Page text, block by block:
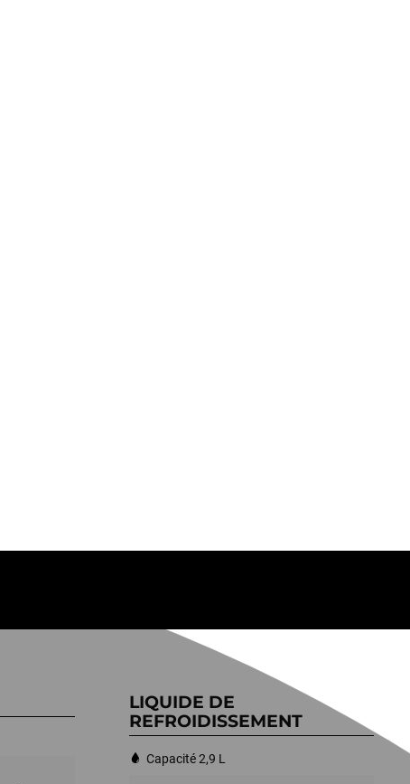
LIQUIDE DE
REFROIDISSEMENT
Capacité 2,9 L